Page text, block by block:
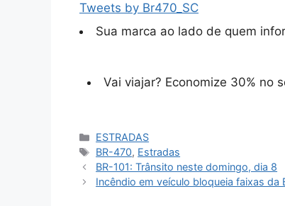
Tweets by Br470_SC
Sua marca ao lado de quem
Vai viajar? Economize 30% no
Categorias
ESTRADAS
Tags
BR-470, Estradas
BR-101: Trânsito neste domingo, dia 8
Incêndio em veículo bloqueia faixas da